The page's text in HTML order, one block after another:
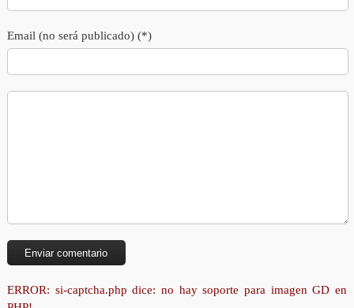
Email (no será publicado) (*)
ERROR: si-captcha.php dice: no hay soporte para imagen GD en